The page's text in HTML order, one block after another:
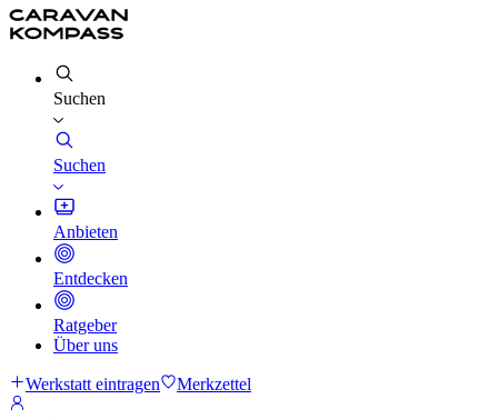
Suchen
Suchen
Anbieten
Entdecken
Ratgeber
Über uns
Werkstatt eintragen Merkzettel